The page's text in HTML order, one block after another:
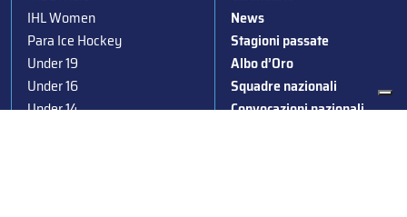
IHL Women
Para Ice Hockey
Under 19
Under 16
Under 14
News
Stagioni passate
Albo d’Oro
Squadre nazionali
Convocazioni nazionali